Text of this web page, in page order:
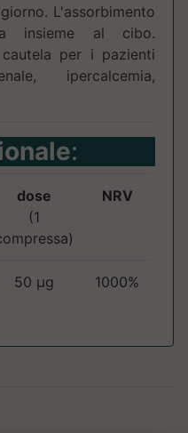
L'assorbimento
insieme al cibo.
per i pazienti
ipercalcemia,
:
dose
(1
NRV
50 µg 1000%